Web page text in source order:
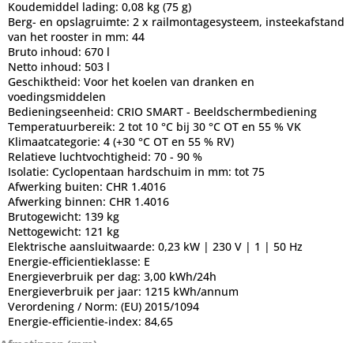
Koudemiddel lading: 0,08 kg (75 g)
Berg- en opslagruimte: 2 x railmontagesysteem, insteekafstand
van het rooster in mm: 44
Bruto inhoud: 670 l
Netto inhoud: 503 l
Geschiktheid: Voor het koelen van dranken en
voedingsmiddelen
Bedieningseenheid: CRIO SMART - Beeldschermbediening
Temperatuurbereik: 2 tot 10 °C bij 30 °C OT en 55 % VK
Klimaatcategorie: 4 (+30 °C OT en 55 % RV)
Relatieve luchtvochtigheid: 70 - 90 %
Isolatie: Cyclopentaan hardschuim in mm: tot 75
Afwerking buiten: CHR 1.4016
Afwerking binnen: CHR 1.4016
Brutogewicht: 139 kg
Nettogewicht: 121 kg
Elektrische aansluitwaarde: 0,23 kW | 230 V | 1 | 50 Hz
Energie-efficientieklasse: E
Energieverbruik per dag: 3,00 kWh/24h
Energieverbruik per jaar: 1215 kWh/annum
Verordening / Norm: (EU) 2015/1094
Energie-efficientie-index: 84,65